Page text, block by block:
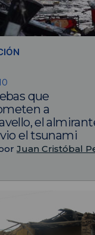
que
a
el
el tsunami
Juan Cristóbal